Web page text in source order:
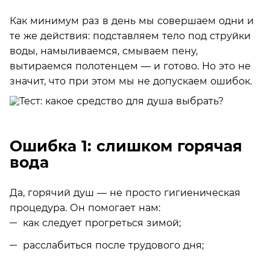
Как минимум раз в день мы совершаем одни и
те же действия: подставляем тело под струйки
воды, намыливаемся, смываем пену,
вытираемся полотенцем — и готово. Но это не
значит, что при этом мы не допускаем ошибок.
Ошибка 1: слишком горячая
вода
Да, горячий душ — не просто гигиеническая
процедура. Он помогает нам:
как следует прогреться зимой;
расслабиться после трудового дня;